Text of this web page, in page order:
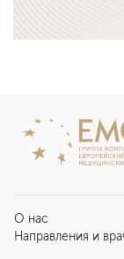
О нас
Отзывы пациентов
Направления и